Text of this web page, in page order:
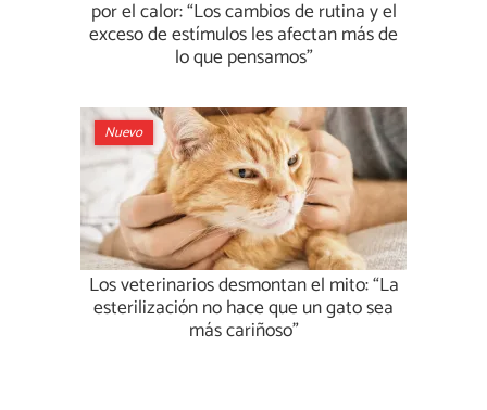
por el calor: “Los cambios de rutina y el
exceso de estímulos les afectan más de
lo que pensamos”
Nuevo
Los veterinarios desmontan el mito: “La
esterilización no hace que un gato sea
más cariñoso”